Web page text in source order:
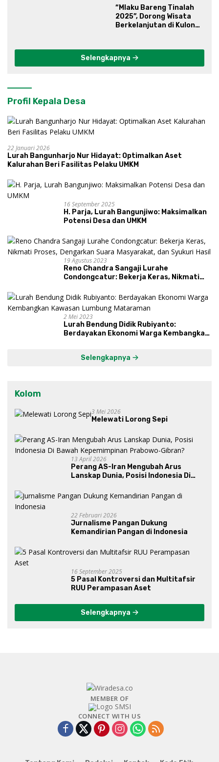
“Mlaku Bareng Tinalah
2025”, Dorong Wisata
Berkelanjutan di Kulon
Selengkapnya
Profil Kepala Desa
22 Januari 2026
Lurah Bangunharjo Nur Hidayat: Optimalkan Aset
Kalurahan Beri Fasilitas Pelaku UMKM
16 September 2025
H. Parja, Lurah Bangunjiwo: Maksimalkan
Potensi Desa dan UMKM
19 Agustus 2023
Reno Chandra Sangaji Lurahe
Condongcatur: Bekerja Keras, Nikmati
dan Syukuri Hasil
2 Mei 2023
Lurah Bendung Didik Rubiyanto:
Berdayakan Ekonomi Warga Kembangkan
Selengkapnya
Kolom
3 Mei 2026
Melewati Lorong Sepi
13 April 2026
Perang AS-Iran Mengubah Arus
Lanskap Dunia, Posisi Indonesia Di
Gibran?
22 Februari 2026
Jurnalisme Pangan Dukung
Kemandirian Pangan di Indonesia
16 September 2025
5 Pasal Kontroversi dan Multitafsir
RUU Perampasan Aset
Selengkapnya
MEMBER OF
CONNECT WITH US